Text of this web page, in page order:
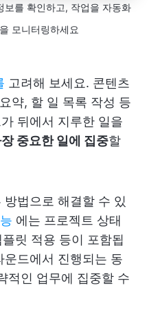
를 확인하고, 작업을 자동화
모니터링하세요
고려해 보세요. 콘텐츠
약, 할 일 목록 작성 등
뒤에서 지루한 일을
중요한 일에 집중할
법으로 해결할 수 있
에는 프로젝트 상태
릿 적용 등이 포함됩
드에서 진행되는 동
적인 업무에 집중할 수